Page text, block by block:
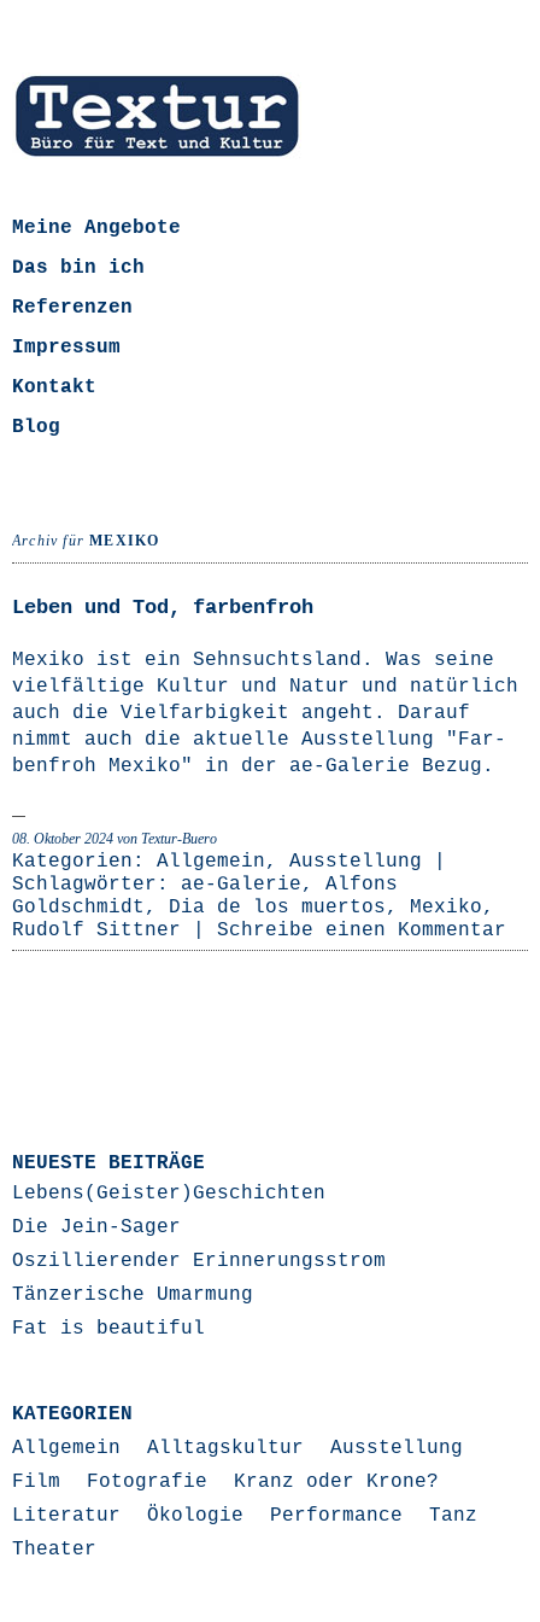
Meine Angebote
Das bin ich
Referenzen
Impressum
Kontakt
Blog
Archiv fürMEXIKO
Leben und Tod, farbenfroh
Mexi­ko ist ein Sehn­suchts­land. Was sei­ne
viel­fäl­ti­ge Kul­tur und Natur und natür­lich
auch die Viel­far­big­keit angeht. Dar­auf
nimmt auch die aktu­el­le Aus­stel­lung "Far­
ben­froh Mexi­ko" in der ae-Gale­rie Bezug.
08. Oktober 2024 von Textur-Buero
Kategorien: Allgemein, Ausstellung
Schlagwörter: ae-Galerie, Alfons
Goldschmidt , Dia de los muertos, Mexiko,
Rudolf Sittner
Schreibe einen Kommentar
NEUESTE BEITRÄGE
Lebens(Geister)Geschichten
Die Jein-Sager
Oszillierender Erinnerungsstrom
Tänzerische Umarmung
Fat is beautiful
KATEGORIEN
Allgemein
Alltagskultur
Ausstellung
Film
Fotografie
Kranz oder Krone?
Literatur
Ökologie Performance
Tanz
Theater